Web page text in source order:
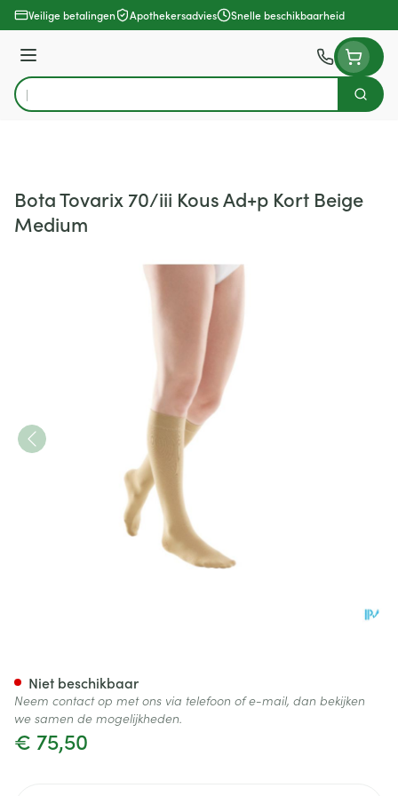
Ga naar de inhoud
Veilige betalingen Apothekersadvies Snelle beschikbaarheid
Menu
Product, merk, categorie...
Zoek
Bota Tovarix 70/iii Kous Ad+p Kort Beige
Medium
€ 75,50
Niet beschikbaar
Neem contact op met ons via telefoon of e-mail, dan bekijken
we samen de mogelijkheden.